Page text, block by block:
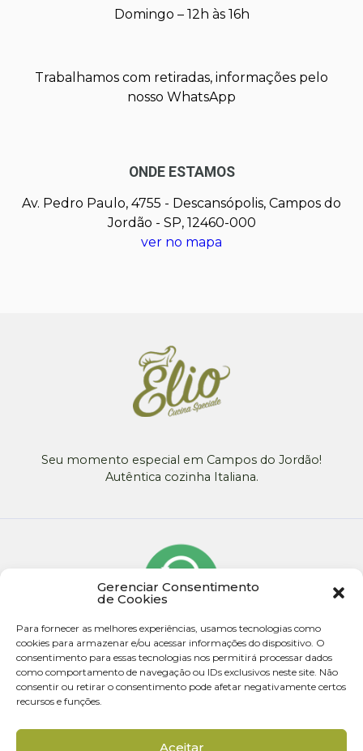
Gerenciar Consentimento
de Cookies
Para fornecer as melhores experiências, usamos tecnologias como
cookies para armazenar e/ou acessar informações do dispositivo. O
consentimento para essas tecnologias nos permitirá processar dados
como comportamento de navegação ou IDs exclusivos neste site. Não
consentir ou retirar o consentimento pode afetar negativamente certos
recursos e funções.
Aceitar
Domingo – 12h às 16h
Trabalhamos com retiradas, informações pelo
nosso WhatsApp
ONDE ESTAMOS
Av. Pedro Paulo, 4755 - Descansópolis, Campos do
Jordão - SP, 12460-000
ver no mapa
Seu momento especial em Campos do Jordão!
Autêntica cozinha Italiana.